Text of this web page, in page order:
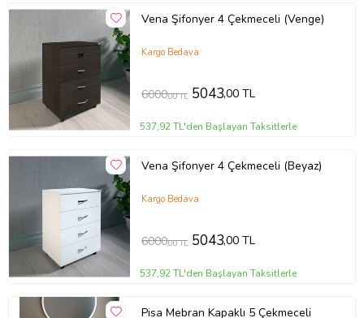
Vena Şifonyer 4 Çekmeceli (Venge)
Kargo Bedava
6000,00 TL 5043,00 TL
537,92 TL'den Başlayan Taksitlerle
Vena Şifonyer 4 Çekmeceli (Beyaz)
Kargo Bedava
6000,00 TL 5043,00 TL
537,92 TL'den Başlayan Taksitlerle
Pisa Mebran Kapaklı 5 Çekmeceli